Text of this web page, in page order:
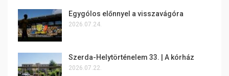
Egygólos előnnyel a visszavágóra
2026.07.24.
Szerda-Helytörténelem 33. | A kórház
2026.07.22.